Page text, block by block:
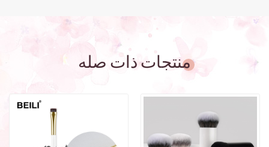
منتجات ذات صله